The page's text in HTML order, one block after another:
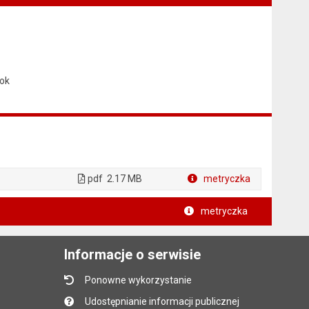
pdf 2.17 MB metryczka
metryczka
Informacje o serwisie
Ponowne wykorzystanie
Udostępnianie informacji publicznej